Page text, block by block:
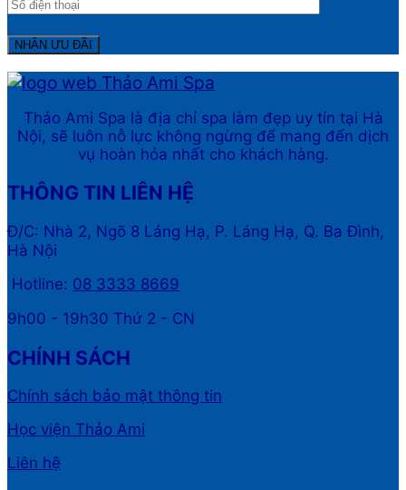
Thảo Ami Spa là địa chỉ spa làm đẹp uy tín tại Hà
Nội, sẽ luôn nỗ lực không ngừng để mang đến dịch
vụ hoàn hỏa nhất cho khách hàng.
THÔNG TIN LIÊN HỆ
Đ/C: Nhà 2, Ngõ 8 Láng Hạ, P. Láng Hạ, Q. Ba Đình,
Hà Nội
Hotline: 08 3333 8669
9h00 - 19h30 Thứ 2 - CN
CHÍNH SÁCH
Chính sách bảo mật thông tin
Học viện Thảo Ami
Liên hệ